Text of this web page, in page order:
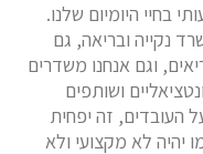
בחיי היומיום שלנו.
נקייה ובריאה, גם
וגם אנחנו משדרים
ושותפים
העובדים, זה יפחית
יהיה לא מקצועי ולא